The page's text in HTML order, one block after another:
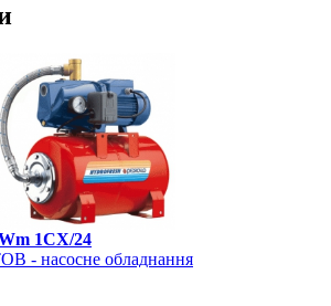
1CX/24
- насосне обладнання